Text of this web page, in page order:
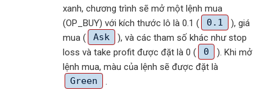
xanh, chương trình sẽ mở một lệnh mua
(OP_BUY) với kích thước lô là 0.1 (
0.1
), giá
mua (
Ask
), và các tham số khác như stop
loss và take profit được đặt là 0 (
0
). Khi mở
lệnh mua, màu của lệnh sẽ được đặt là
Green .